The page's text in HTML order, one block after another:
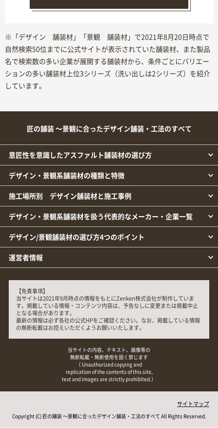
※「デザイン 舗装材」「景観 舗装材」で2021年8月20日時点で
自然検索50位までに公式サイトが表示されていた舗装材、また製品
名で検索数の多い企業が展開する舗装材から、条件ごとにバリエー
ションの多い舗装材上位3シリーズ（洗い出しは2シリーズ）を紹介
しています。
匠の舗装 ～景観に合ったデザイン舗装・工法のすべて
意匠性を意識したアスファルト舗装材の選び方
デザイン・景観系舗装材の種類と特徴
施工場所別 デザイン舗装材と施工事例
デザイン・景観系舗装材を扱う代表的なメーカー・企業一覧
デザイン/景観舗装材の選び方4つのポイント
運営者情報
【免責事項】
当サイトは2021年9月時点の情報をもとにZenken株式会社が制作していま
す。掲載している情報・コンテンツ内容は、予告なしに変更または掲載中止
となる場合があります。
最新の情報は必ず各社の公式HPをご確認ください。なお、掲載している情報
の無断転載はお控えいただくようお願いいたします。
当サイトの内容、テキスト、画像等の
無断転載・無断使用を固く禁じます
（ Unauthorized copying and
replication of the contents of this site,
text and images are strictly prohibited.）
サイトマップ
Copyright (C) 匠の舗装 ～景観に合ったデザイン舗装・工法のすべて All Rights Reserved.